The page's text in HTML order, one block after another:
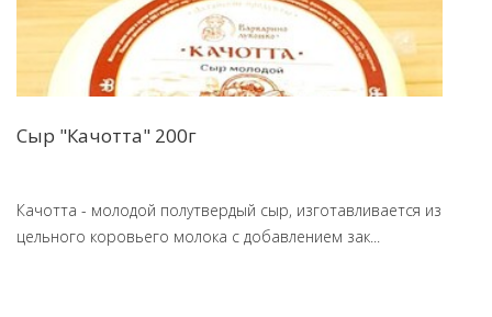
Сыр "Качотта" 200г
Качотта - молодой полутвердый сыр, изготавливается из
цельного коровьего молока с добавлением зак...